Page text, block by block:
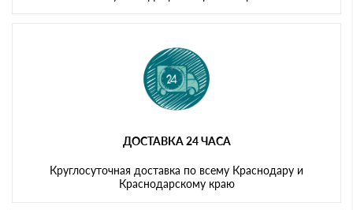
ДОСТАВКА 24 ЧАСА
Круглосуточная доставка по всему Краснодару и
Краснодарскому краю